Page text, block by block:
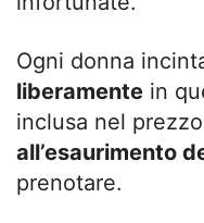
Ogni donna
liberamente in
inclusa nel
all’esaurimento
prenotare.